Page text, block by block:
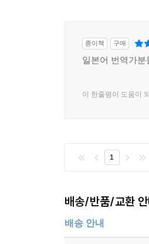
가 한 번역을 비교
이 알고 있으면 물
* 만화라고 대충 번
가는 망신살 뻗치기
* 번역은 즐겁다. 만
랑스럽다.
종이책 구매
일본어 번역가
이 한줄평이 도움이
1
배송/반품/교환
배송 안내